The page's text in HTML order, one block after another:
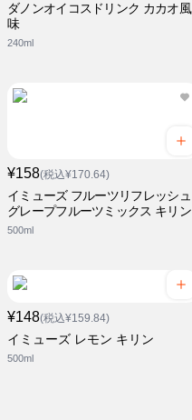
ダノンオイコスドリンク カカオ風
味
240ml
¥158(税込¥170.64)
イミューズ フルーツリフレッシュ
グレープフルーツミックス キリン
500ml
¥148(税込¥159.84)
イミューズ レモン キリン
500ml